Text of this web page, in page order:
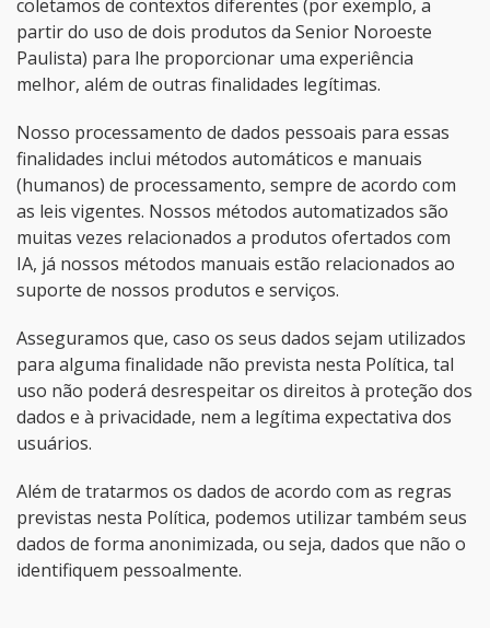
coletamos de contextos diferentes (por exemplo, a
partir do uso de dois produtos da Senior Noroeste
Paulista) para lhe proporcionar uma experiência
melhor, além de outras finalidades legítimas.
Nosso processamento de dados pessoais para essas
finalidades inclui métodos automáticos e manuais
(humanos) de processamento, sempre de acordo com
as leis vigentes. Nossos métodos automatizados são
muitas vezes relacionados a produtos ofertados com
IA, já nossos métodos manuais estão relacionados ao
suporte de nossos produtos e serviços.
Asseguramos que, caso os seus dados sejam utilizados
para alguma finalidade não prevista nesta Política, tal
uso não poderá desrespeitar os direitos à proteção dos
dados e à privacidade, nem a legítima expectativa dos
usuários.
Além de tratarmos os dados de acordo com as regras
previstas nesta Política, podemos utilizar também seus
dados de forma anonimizada, ou seja, dados que não o
identifiquem pessoalmente.